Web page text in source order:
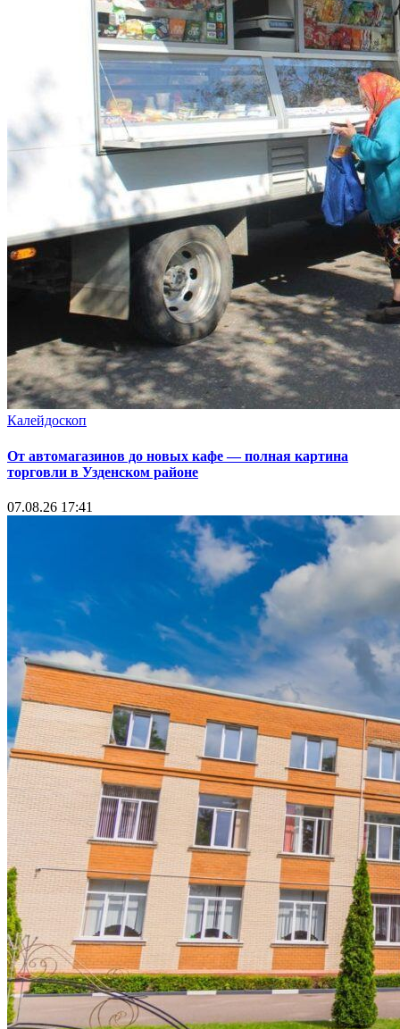
Калейдоскоп
От автомагазинов до новых кафе — полная картина
торговли в Узденском районе
07.08.26 17:41